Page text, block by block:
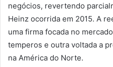
negócios, revertendo
Heinz ocorrida em 2015. A
uma firma focada no
temperos e outra voltada a
na América do Norte.